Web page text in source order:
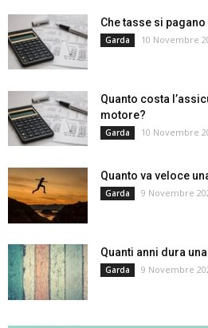
Che tasse si
Garda 10 Novembre
Quanto costa
motore?
Garda 10 Novembre
Quanto va veloce
Garda 9 Novembre
Quanti anni dura
Garda 9 Novembre